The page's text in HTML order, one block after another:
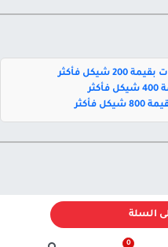
السلة
0
شيكل فأكثر
فأكثر